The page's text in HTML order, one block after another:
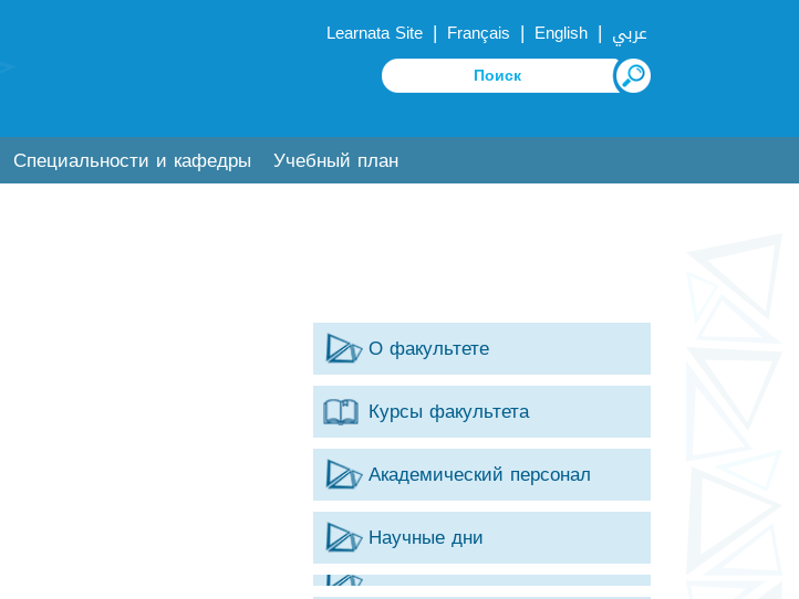
Learnata Site | Français | English | عربي
Специальности и кафедры Учебный план
О факультете
Курсы факультета
Академический персонал
Научные дни